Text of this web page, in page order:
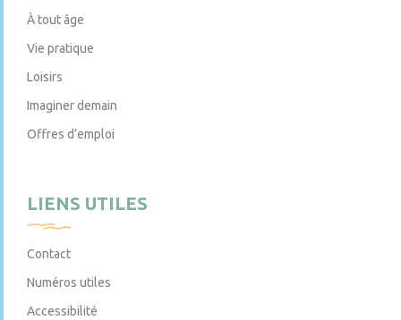
À tout âge
Vie pratique
Loisirs
Imaginer demain
Offres d’emploi
LIENS UTILES
Contact
Numéros utiles
Accessibilité